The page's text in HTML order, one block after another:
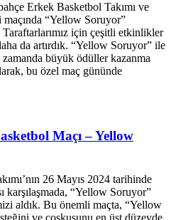
Erkek Basketbol Takımı ve
“Yellow Soruyor”
için çeşitli etkinlikler
da artırdık. “Yellow Soruyor” ile
zamanda büyük ödüller kazanma
bu özel maç gününde
Maçı – Yellow
26 Mayıs 2024 tarihinde
karşılaşmada, “Yellow Soruyor”
aldık. Bu önemli maçta, “Yellow
ve coşkusunu en üst düzeyde